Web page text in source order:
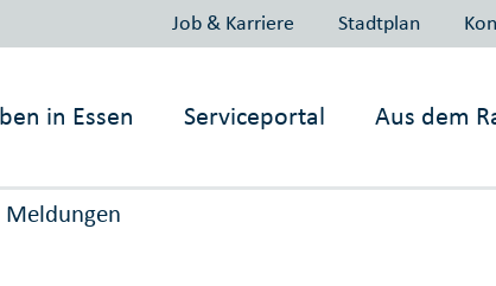
Job & Karriere Stadtplan
in Essen Serviceportal Aus dem
Meldungen